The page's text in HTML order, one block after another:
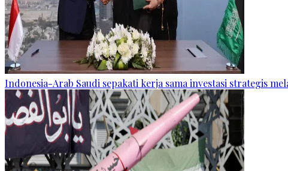
Indonesia-Arab Saudi sepakati kerja sama investasi strategis